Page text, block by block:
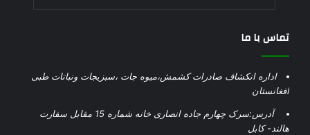
تماس با ما
اداره انکشاف صادرات کشمش،میوه جات ،سبزیجات ونباتات طبی
افغانستان
آدرس:سرک چهارم جاده انصاری خانه شماره 15 مقابل سفارت
هالند- کابل